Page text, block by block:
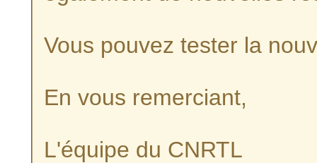
Vous pouvez tester la
En vous remerciant,
L'équipe du CNRTL